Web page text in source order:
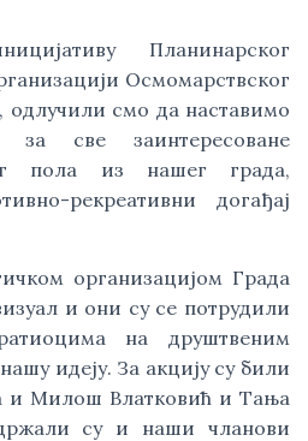
Планинарског
Осмомарствског
одлучили смо да наставимо
све заинтересоване
пола из нашег града,
рекреативни догађај
организацијом Града
и они су се потрудили
на друштвеним
идеју. За акцију су били
и Милош Влатковић и Тања
су и наши чланови